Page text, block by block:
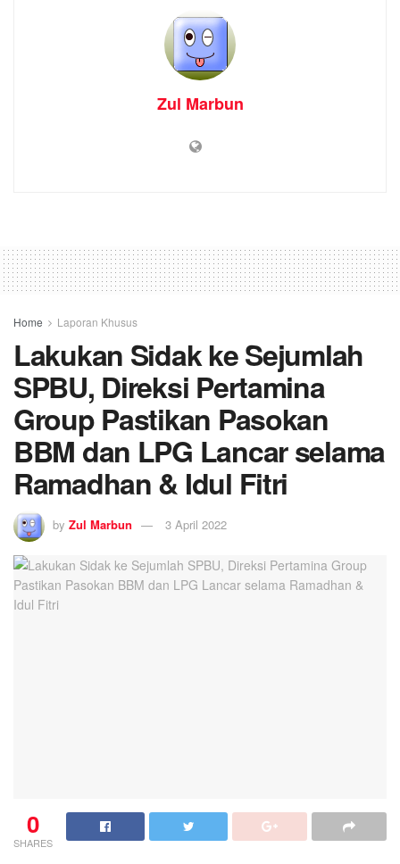
Zul Marbun
Home Laporan Khusus
Lakukan Sidak ke Sejumlah
SPBU, Direksi Pertamina
Group Pastikan Pasokan
BBM dan LPG Lancar selama
Ramadhan & Idul Fitri
by Zul Marbun 3 April 2022
0
SHARES